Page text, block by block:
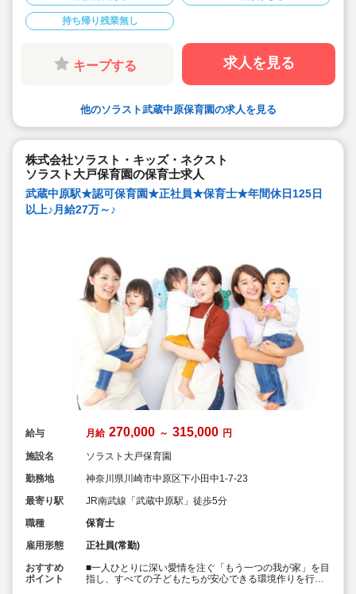
■大手安定企業♪福利厚生も充実♪
■20代～70代まで幅広い年齢層でどのライフイベントに
も対応できる環境です
持ち帰り残業無し
キープする 求人を見る
他のソラスト武蔵中原保育園の求人を見る
株式会社ソラスト・キッズ・ネクスト
ソラスト大戸保育園の保育士求人
武蔵中原駅★認可保育園★正社員★保育士★年間休日125日
以上♪月給27万～♪
給与 月給 270,000 ～ 315,000 円
施設名
ソラスト大戸保育園
勤務地
神奈川県川崎市中原区下小田中1-7-23
最寄り駅
JR南武線「武蔵中原駅」徒歩5分
職種
保育士
雇用形態
正社員(常勤)
おすすめ
ポイント
■一人ひとりに深い愛情を注ぐ「もう一つの我が家」を目
指し、すべての子どもたちが安心できる環境作りを行っ